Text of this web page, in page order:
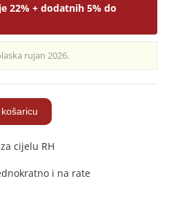
22% + dodatnih 5% do
rujan 2026.
cijelu RH
i na rate